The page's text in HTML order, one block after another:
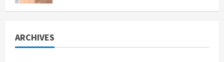
ARCHIVES